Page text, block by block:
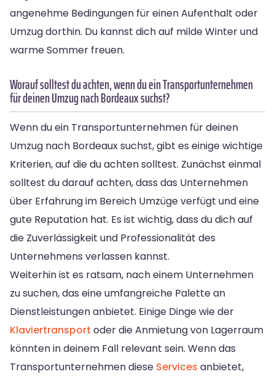
angenehme Bedingungen für einen Aufenthalt oder
Umzug dorthin. Du kannst dich auf milde Winter und
warme Sommer freuen.
Worauf solltest du achten, wenn du ein Transportunternehmen
für deinen Umzug nach Bordeaux suchst?
Wenn du ein Transportunternehmen für deinen
Umzug nach Bordeaux suchst, gibt es einige wichtige
Kriterien, auf die du achten solltest. Zunächst einmal
solltest du darauf achten, dass das Unternehmen
über Erfahrung im Bereich Umzüge verfügt und eine
gute Reputation hat. Es ist wichtig, dass du dich auf
die Zuverlässigkeit und Professionalität des
Unternehmens verlassen kannst.
Weiterhin ist es ratsam, nach einem Unternehmen
zu suchen, das eine umfangreiche Palette an
Dienstleistungen anbietet. Einige Dinge wie der
Klaviertransport oder die Anmietung von Lagerraum
könnten in deinem Fall relevant sein. Wenn das
Transportunternehmen diese Services anbietet,